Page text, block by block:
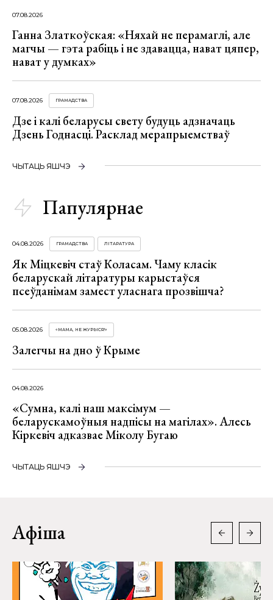
07.08.2026
Ганна Златкоўская: «Няхай не перамаглі, але
магчы — гэта рабіць і не здавацца, нават цяпер,
нават у думках»
07.08.2026 ГРАМАДСТВА
Дзе і калі беларусы свету будуць адзначаць
Дзень Годнасці. Расклад мерапрыемстваў
ЧЫТАЦЬ ЯШЧЭ
Папулярнае
04.08.2026 ГРАМАДСТВА ЛІТАРАТУРА
Як Міцкевіч стаў Коласам. Чаму класік
беларускай літаратуры карыстаўся
псеўданімам замест уласнага прозвішча?
05.08.2026 «МАМА, НЕ ЖУРЫСЯ!»
Залегчы на дно ў Крыме
04.08.2026
«Сумна, калі наш максімум —
беларускамоўныя надпісы на магілах». Алесь
Кіркевіч адказвае Міколу Бугаю
ЧЫТАЦЬ ЯШЧЭ
Афіша